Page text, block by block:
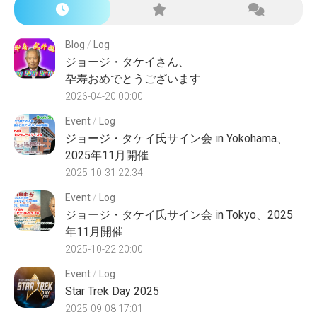
Blog / Log
ジョージ・タケイさん、
卆寿おめでとうございます
2026-04-20 00:00
Event / Log
ジョージ・タケイ氏サイン会 in Yokohama、
2025年11月開催
2025-10-31 22:34
Event / Log
ジョージ・タケイ氏サイン会 in Tokyo、2025
年11月開催
2025-10-22 20:00
Event / Log
Star Trek Day 2025
2025-09-08 17:01